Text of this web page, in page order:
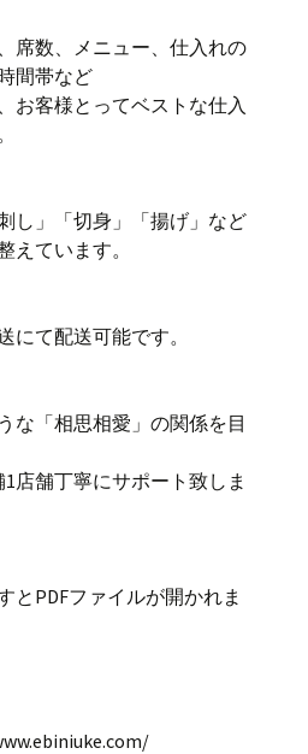
席数、メニュー、仕入れの
間帯など
お客様とってベストな仕入
し」「切身」「揚げ」など
えています。
にて配送可能です。
な「相思相愛」の関係を目
店舗丁寧にサポート致しま
とPDFファイルが開かれま